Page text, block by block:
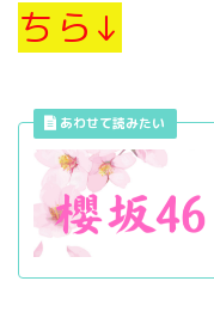
ちら↓